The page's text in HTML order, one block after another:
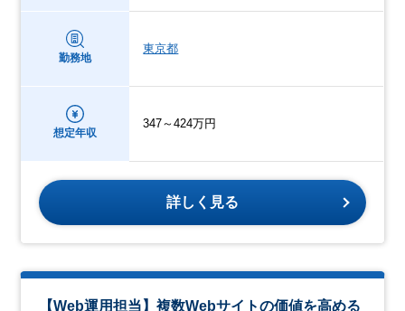
勤務地
東京都
想定年収
347～424万円
詳しく見る
【Web運用担当】複数Webサイトの価値を高める